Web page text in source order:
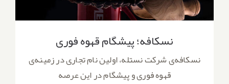
نسکافه؛ پیشگام قهوه فوری
نسکافه‌ی شرکت نستله، اولین نام تجاری در زمینه‌ی
قهوه فوری و پیشگام در این عرصه